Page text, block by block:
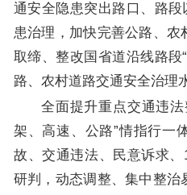
通安全隐患突出路口、路段
患治理，加快完善公路、农
取缔、整改国省道沿线路段
路、农村道路交通安全治理
全面提升重点交通违
架、高速、公路”情指行一
故、交通违法、民意诉求
研判，动态调整、集中整治